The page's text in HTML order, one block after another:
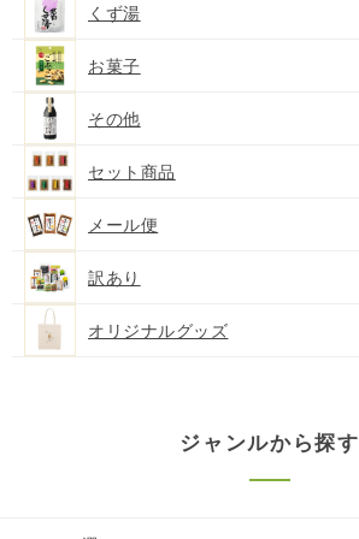
くず湯
お菓子
その他
セット商品
メール便
訳あり
オリジナルグッズ
ジャンルから探す